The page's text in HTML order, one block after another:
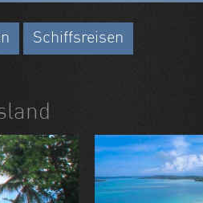
Schiffsreisen